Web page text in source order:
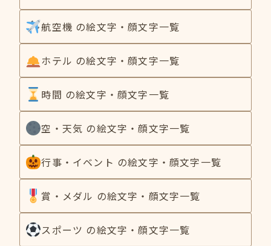
航空機 の絵文字・顔文字一覧
ホテル の絵文字・顔文字一覧
時間 の絵文字・顔文字一覧
空・天気 の絵文字・顔文字一覧
行事・イベント の絵文字・顔文字一覧
賞・メダル の絵文字・顔文字一覧
スポーツ の絵文字・顔文字一覧